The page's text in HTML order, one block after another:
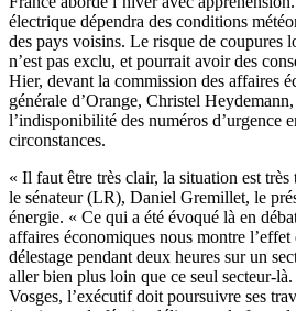
électrique dépendra des conditions
des pays voisins. Le risque de coupures
n’est pas exclu, et pourrait avoir des
Hier, devant la commission des affaires
générale d’Orange, Christel
l’indisponibilité des numéros d’urgence
circonstances.
« Il faut être très clair, la situation est très
le sénateur (LR), Daniel Gremillet, le
énergie. « Ce qui a été évoqué là en
affaires économiques nous montre
délestage pendant deux heures sur un
aller bien plus loin que ce seul secteur-
Vosges, l’exécutif doit poursuivre ses